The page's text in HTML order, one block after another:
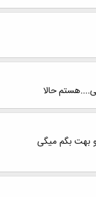
حالا
بهت بگم میگی